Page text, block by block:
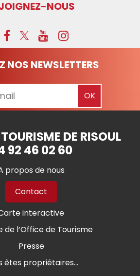
NOUS
NOS NEWSLETTERS
DE RISOUL
92 46 02 60
propos de nous
Contact
interactive
de l’Office de Tourisme
Presse
êtes propriétaires...